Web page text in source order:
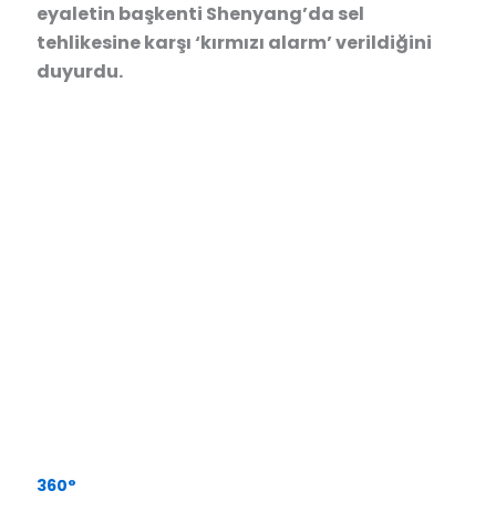
eyaletin başkenti Shenyang’da sel
tehlikesine karşı ‘kırmızı alarm’ verildiğini
duyurdu.
360°